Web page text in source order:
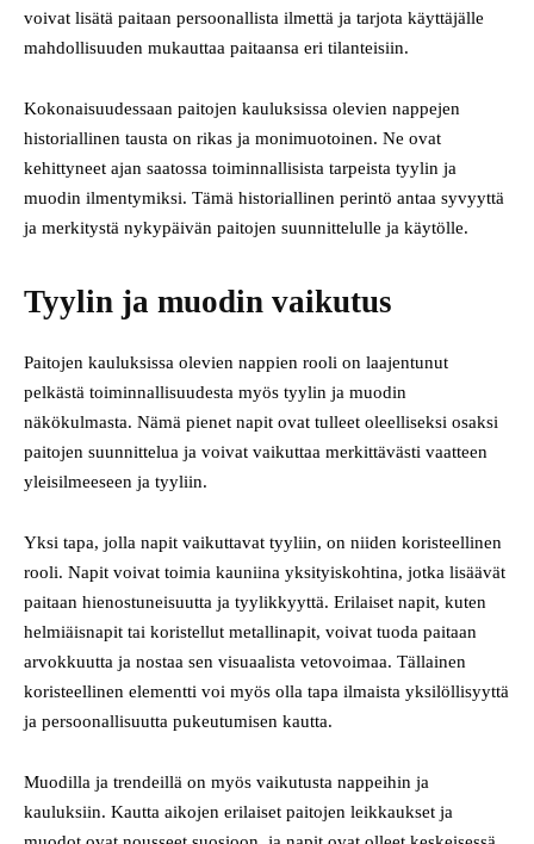
voivat lisätä paitaan persoonallista ilmettä ja tarjota käyttäjälle
mahdollisuuden mukauttaa paitaansa eri tilanteisiin.
Kokonaisuudessaan paitojen kauluksissa olevien nappejen
historiallinen tausta on rikas ja monimuotoinen. Ne ovat
kehittyneet ajan saatossa toiminnallisista tarpeista tyylin ja
muodin ilmentymiksi. Tämä historiallinen perintö antaa syvyyttä
ja merkitystä nykypäivän paitojen suunnittelulle ja käytölle.
Tyylin ja muodin vaikutus
Paitojen kauluksissa olevien nappien rooli on laajentunut
pelkästä toiminnallisuudesta myös tyylin ja muodin
näkökulmasta. Nämä pienet napit ovat tulleet oleelliseksi osaksi
paitojen suunnittelua ja voivat vaikuttaa merkittävästi vaatteen
yleisilmeeseen ja tyyliin.
Yksi tapa, jolla napit vaikuttavat tyyliin, on niiden koristeellinen
rooli. Napit voivat toimia kauniina yksityiskohtina, jotka lisäävät
paitaan hienostuneisuutta ja tyylikkyyttä. Erilaiset napit, kuten
helmiäisnapit tai koristellut metallinapit, voivat tuoda paitaan
arvokkuutta ja nostaa sen visuaalista vetovoimaa. Tällainen
koristeellinen elementti voi myös olla tapa ilmaista yksilöllisyyttä
ja persoonallisuutta pukeutumisen kautta.
Muodilla ja trendeillä on myös vaikutusta nappeihin ja
kauluksiin. Kautta aikojen erilaiset paitojen leikkaukset ja